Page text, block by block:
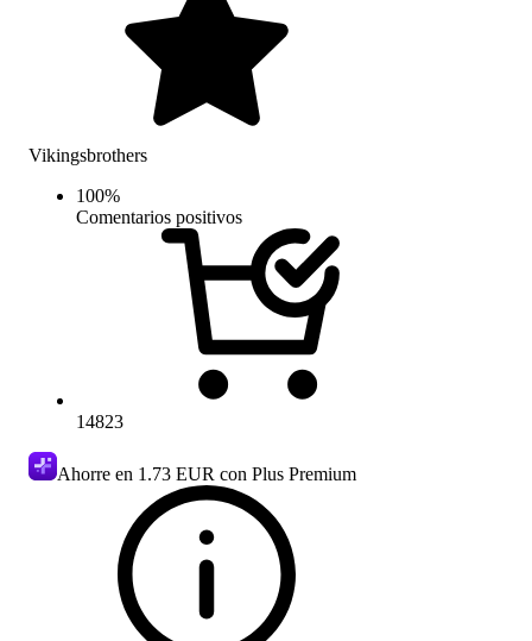
Vikingsbrothers
100%
Comentarios positivos
14823
Ahorre en 1.73 EUR con Plus Premium